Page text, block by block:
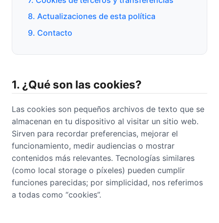
8. Actualizaciones de esta política
9. Contacto
1. ¿Qué son las cookies?
Las cookies son pequeños archivos de texto que se
almacenan en tu dispositivo al visitar un sitio web.
Sirven para recordar preferencias, mejorar el
funcionamiento, medir audiencias o mostrar
contenidos más relevantes. Tecnologías similares
(como local storage o píxeles) pueden cumplir
funciones parecidas; por simplicidad, nos referimos
a todas como “cookies”.